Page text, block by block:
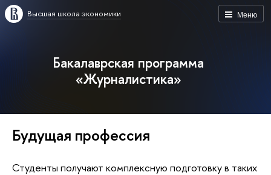
Меню
Высшая школа экономики
Бакалаврская программа
«Журналистика»
Будущая профессия
Студенты получают комплексную подготовку в таких